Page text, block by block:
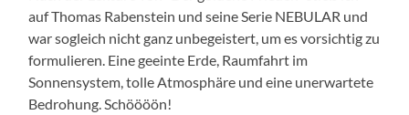
auf Thomas Rabenstein und seine Serie NEBULAR und
war sogleich nicht ganz unbegeistert, um es vorsichtig zu
formulieren. Eine geeinte Erde, Raumfahrt im
Sonnensystem, tolle Atmosphäre und eine unerwartete
Bedrohung. Schöööön!